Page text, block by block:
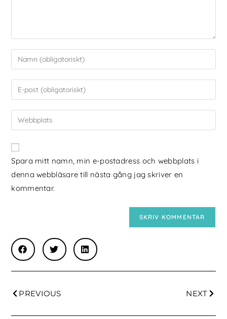
Spara mitt namn, min e-postadress och webbplats i
denna webbläsare till nästa gång jag skriver en
kommentar.
PREVIOUS NEXT